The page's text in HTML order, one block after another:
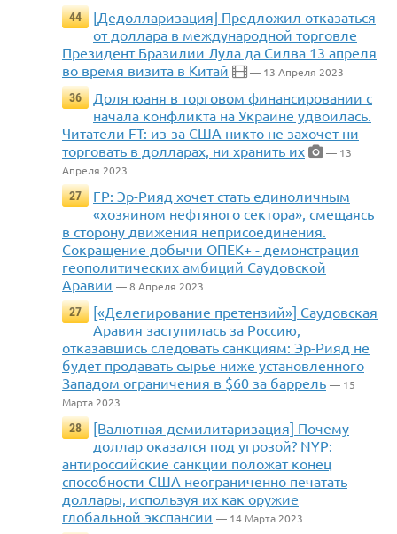
44
[Дедолларизация] Предложил отказаться
от доллара в международной торговле
Президент Бразилии Лула да Силва 13 апреля
во время визита в Китай
— 13 Апреля 2023
36
Доля юаня в торговом финансировании с
начала конфликта на Украине удвоилась.
Читатели FT: из-за США никто не захочет ни
торговать в долларах, ни хранить их
— 13
Апреля 2023
27
FP: Эр-Рияд хочет стать единоличным
«хозяином нефтяного сектора», смещаясь
в сторону движения неприсоединения.
Сокращение добычи ОПЕК+ - демонстрация
геополитических амбиций Саудовской
Аравии — 8 Апреля 2023
27
[«Делегирование претензий»] Саудовская
Аравия заступилась за Россию,
отказавшись следовать санкциям: Эр-Рияд не
будет продавать сырье ниже установленного
Западом ограничения в $60 за баррель — 15
Марта 2023
28
[Валютная демилитаризация] Почему
доллар оказался под угрозой? NYP:
антироссийские санкции положат конец
способности США неограниченно печатать
доллары, используя их как оружие
глобальной экспансии — 14 Марта 2023